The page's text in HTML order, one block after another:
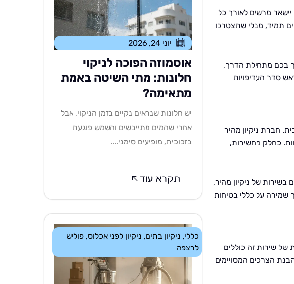
יישאר מרשים לאורך כל
תמיד, מבלי שתצטרכו
בכם מתחילת הדרך,
סדר העדיפויות
חברת ניקיון מהיר
כחלק מהשירות,
בשירות של ניקיון מהיר,
שמירה על כללי בטיחות
של שירות זה כוללים
הצרכים המסויימים
יוני 24, 2026
אוסמוזה הפוכה לניקוי
חלונות: מתי השיטה באמת
מתאימה?
יש חלונות שנראים נקיים בזמן הניקוי, אבל
אחרי שהמים מתייבשים והשמש פוגעת
בזכוכית, מופיעים סימני....
תקרא עוד
כללי, ניקיון בתים, ניקיון לפני אכלוס,פוליש
לרצפה